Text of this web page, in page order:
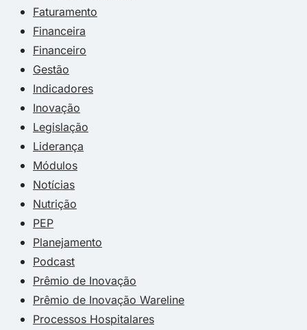
Faturamento
Financeira
Financeiro
Gestão
Indicadores
Inovação
Legislação
Liderança
Módulos
Notícias
Nutrição
PEP
Planejamento
Podcast
Prêmio de Inovação
Prêmio de Inovação Wareline
Processos Hospitalares